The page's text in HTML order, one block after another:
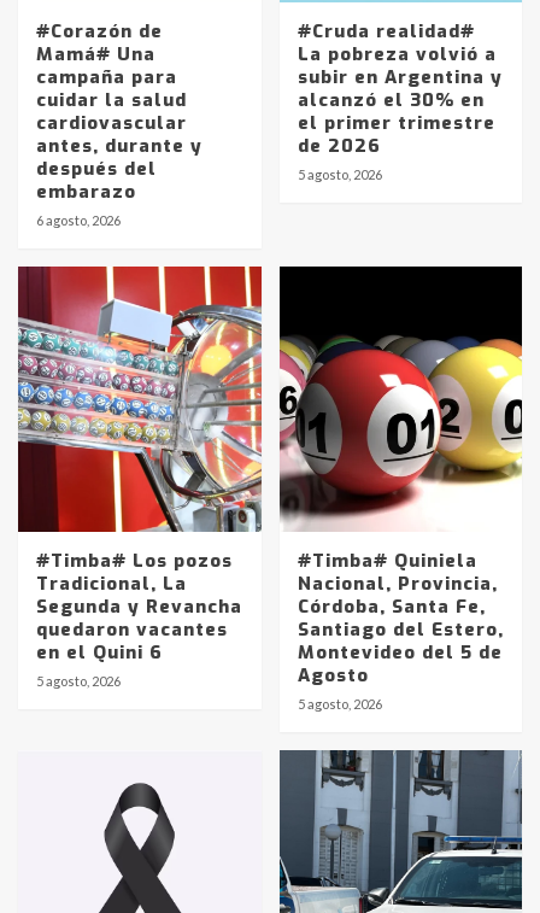
#Corazón de
Mamá# Una
campaña para
cuidar la salud
cardiovascular
antes, durante y
después del
embarazo
6 agosto, 2026
#Cruda realidad#
La pobreza volvió a
subir en Argentina y
alcanzó el 30% en
el primer trimestre
de 2026
5 agosto, 2026
#Timba# Los pozos
Tradicional, La
Segunda y Revancha
quedaron vacantes
en el Quini 6
5 agosto, 2026
#Timba# Quiniela
Nacional, Provincia,
Córdoba, Santa Fe,
Santiago del Estero,
Montevideo del 5 de
Agosto
5 agosto, 2026
Identidad de los adolescentes
pampeanos que fueron
en la mañana del lunes
Accidente en Ruta 5: falleció un
joven de Trenque Lauquen